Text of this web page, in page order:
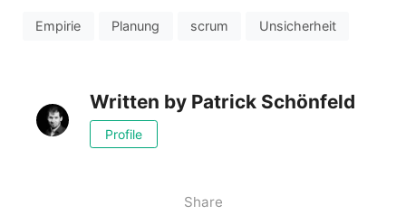
Empirie Planung scrum Unsicherheit
Written by Patrick Schönfeld
Profile
Share